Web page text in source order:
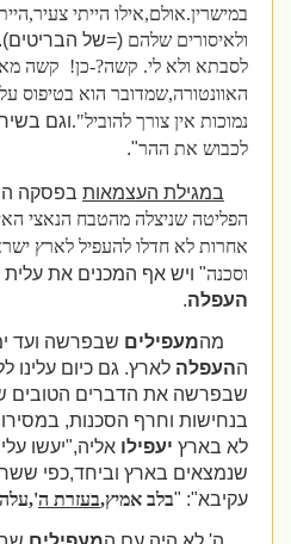
במישרין.אולם,אילו הייתי
ולאיסורים שלהם(=של הבריטים).
לסבתא ולא לי. קשה?-כן! קשה
האוונטורה,שמדובר הוא בטיפוס על
נמוכות אין צורך להוביל".וגם בשיר
לכבוש את ההר".
במגילת העצמאותבפסקה
הפליטה שניצלה מהטבח הנאצי
אחרות לא חדלו להעפיללארץ
וסכנה" ויש אף המכנים את עלית
העפלה.
מהמעפיליםשבפרשה ועד
העפלהלארץ. גם כיום עלינו
שבפרשה את הדברים הטובים של
בנחישות וחרף הסכנות, במסירות
לא בארץיעפילואליה,"יעשו
שנמצאים בארץ וביחד,כפי ששרנו
עקיבא": "בלב אמיץ,בעזרת ה',עלה